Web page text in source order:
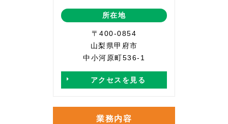
所在地
〒400-0854
山梨県甲府市
中小河原町536-1
アクセスを見る
業務内容